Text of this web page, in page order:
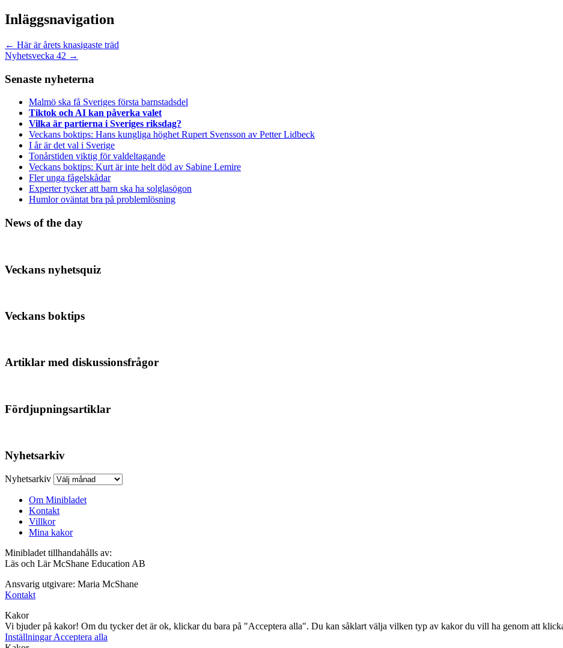
Inläggsnavigation
← Här är årets knasigaste träd
Nyhetsvecka 42 →
Senaste nyheterna
Malmö ska få Sveriges första barnstadsdel
Tiktok och AI kan påverka valet
Vilka är partierna i Sveriges riksdag?
Veckans boktips: Hans kungliga höghet Rupert Svensson av Petter Lidbeck
I år är det val i Sverige
Tonårstiden viktig för valdeltagande
Veckans boktips: Kurt är inte helt död av Sabine Lemire
Fler unga fågelskådar
Experter tycker att barn ska ha solglasögon
Humlor oväntat bra på problemlösning
News of the day
Veckans nyhetsquiz
Veckans boktips
Artiklar med diskussionsfrågor
Fördjupningsartiklar
Nyhetsarkiv
Nyhetsarkiv
Om Minibladet
Kontakt
Villkor
Mina kakor
Minibladet tillhandahålls av:
Läs och Lär McShane Education AB
Ansvarig utgivare: Maria McShane
Kontakt
Kakor
Vi bjuder på kakor! Om du tycker det är ok, klickar du bara på "Acceptera alla". Du kan såklart välja vilken typ av kakor du vill ha genom att
InställningarAcceptera alla